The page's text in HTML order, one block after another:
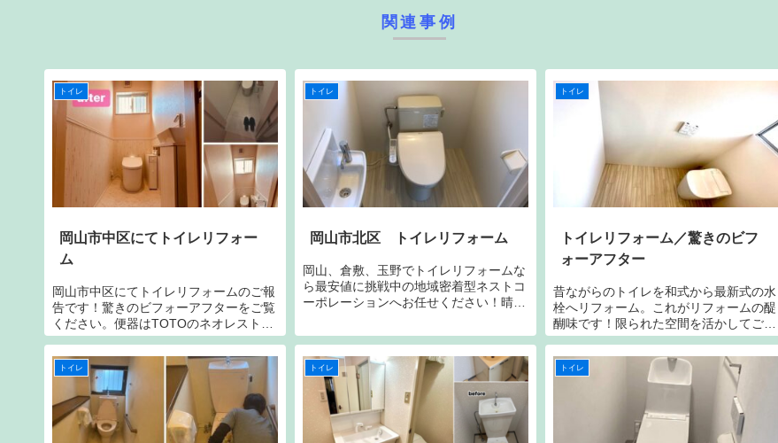
関連事例
トイレ
岡山市中区にてトイレリフォー
ム
岡山市中区にてトイレリフォームのご報
告です！驚きのビフォーアフターをご覧
ください。便器はTOTOのネオレストで
す。腰壁はエイジング調木目で上下にホ
ワイトの見切り材で区切りました。クロ
スはサンゲツのreserveで仕上げまし
た。床はサンゲツのHフロアで仕上げで
す。手洗い器は新設ですがリアテックシ
ートで空間にマッチするようにラッピン
グしました。
トイレ
岡山市北区 トイレリフォーム
岡山、倉敷、玉野でトイレリフォームな
ら最安値に挑戦中の地域密着型ネストコ
ーポレーションへお任せください！晴れ
相談や点検、お見積もりは全て無料です
0120-37-1100
トイレ
トイレリフォーム／驚きのビフ
ォーアフター
昔ながらのトイレを和式から最新式の水
栓へリフォーム。これがリフォームの醍
醐味です！限られた空間を活かしてご提
案するネストコーポレーションのリフォ
ームマジック！あなたは、どんな空間に
したいですか？壁紙クロス、天井、照
明、便座、手洗い器など、こだわりポイ
ントをお気軽にご相談ください。
トイレ トイレ トイレ